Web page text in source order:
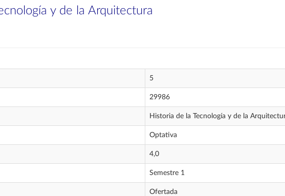
y de la Arquitectura
5
29986
Historia de la Tecnología y de la
Optativa
4,0
Semestre 1
Ofertada